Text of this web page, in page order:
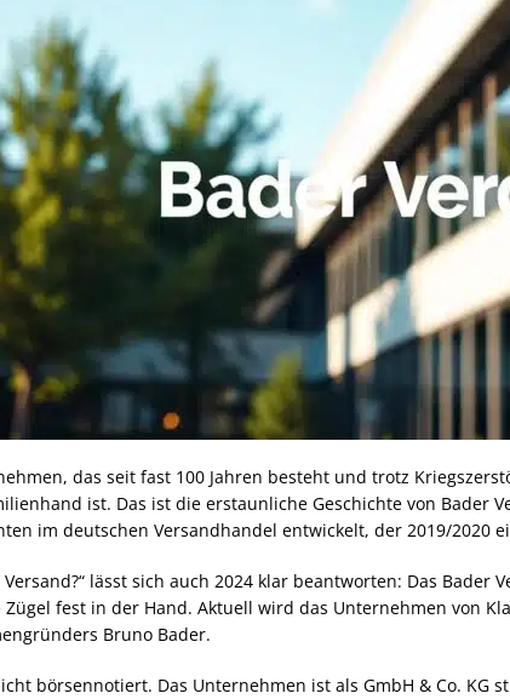
das seit fast 100 Jahren besteht und trotz
ist. Das ist die erstaunliche Geschichte von Bader
im deutschen Versandhandel entwickelt, der 2019/2020
Versand?“ lässt sich auch 2024 klar beantworten: Das
fest in der Hand. Aktuell wird das Unternehmen von
Bruno Bader.
börsennotiert. Das Unternehmen ist als GmbH & Co. KG